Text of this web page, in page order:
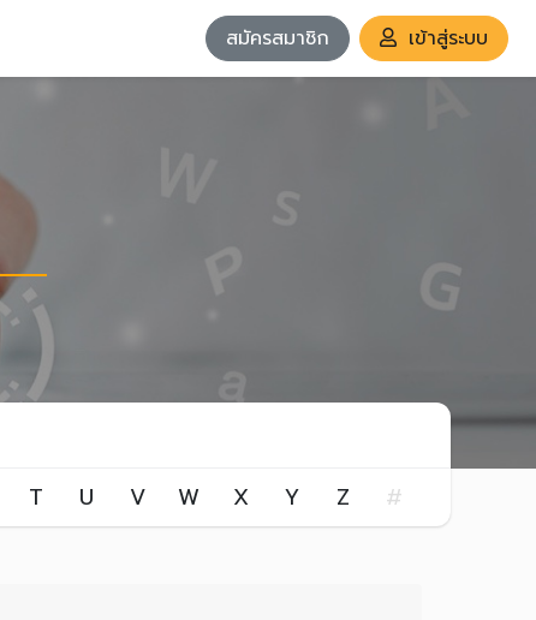
สมัครสมาชิก เข้าสู่ระบบ
T U V W X Y Z #